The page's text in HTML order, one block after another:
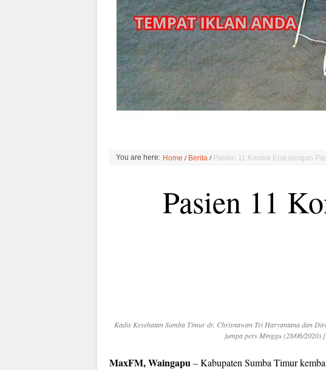
You are here: Home / Berita / Pasien 11 Kontak Erat dengan
Pasien 11
Kadis Kesehatan Sumba Timur dr. Chrisnawan Tri Haryantana dan
jumpa pers Minggu (28/06/
MaxFM, Waingapu – Kabupaten Sumba Timur